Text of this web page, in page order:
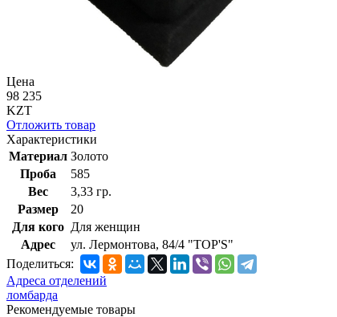
Цена
98 235
KZT
Отложить товар
Характеристики
Материал Золото
Проба
585
Вес
3,33 гр.
Размер
20
Для кого Для женщин
Адрес
ул. Лермонтова, 84/4 "TOP'S"
Поделиться:
Адреса отделений
ломбарда
Рекомендуемые товары